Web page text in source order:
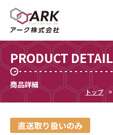
PRODUCT DETAIL
商品詳細
トップ
直送取り扱いのみ